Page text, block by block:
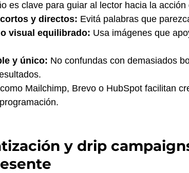
es clave para guiar al lector hacia la
y directos: Evitá palabras que
visual equilibrado: Usa imágenes que
y único: No confundas con demasiados
Mailchimp, Brevo o HubSpot facilitan
y drip